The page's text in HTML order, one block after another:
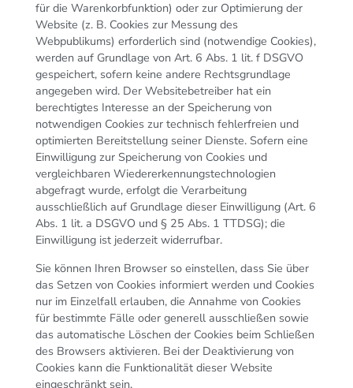
für die Warenkorbfunktion) oder zur Optimierung der
Website (z. B. Cookies zur Messung des
Webpublikums) erforderlich sind (notwendige Cookies),
werden auf Grundlage von Art. 6 Abs. 1 lit. f DSGVO
gespeichert, sofern keine andere Rechtsgrundlage
angegeben wird. Der Websitebetreiber hat ein
berechtigtes Interesse an der Speicherung von
notwendigen Cookies zur technisch fehlerfreien und
optimierten Bereitstellung seiner Dienste. Sofern eine
Einwilligung zur Speicherung von Cookies und
vergleichbaren Wiedererkennungstechnologien
abgefragt wurde, erfolgt die Verarbeitung
ausschließlich auf Grundlage dieser Einwilligung (Art. 6
Abs. 1 lit. a DSGVO und § 25 Abs. 1 TTDSG); die
Einwilligung ist jederzeit widerrufbar.
Sie können Ihren Browser so einstellen, dass Sie über
das Setzen von Cookies informiert werden und Cookies
nur im Einzelfall erlauben, die Annahme von Cookies
für bestimmte Fälle oder generell ausschließen sowie
das automatische Löschen der Cookies beim Schließen
des Browsers aktivieren. Bei der Deaktivierung von
Cookies kann die Funktionalität dieser Website
eingeschränkt sein.